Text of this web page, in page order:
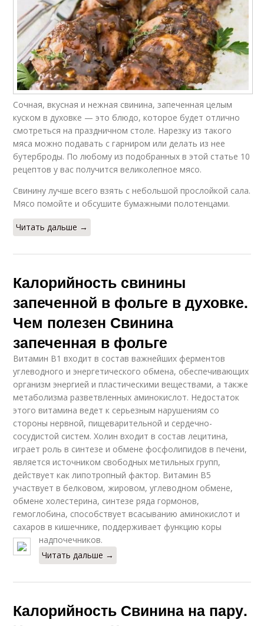
Сочная, вкусная и нежная свинина, запеченная целым
куском в духовке — это блюдо, которое будет отлично
смотреться на праздничном столе. Нарезку из такого
мяса можно подавать с гарниром или делать из нее
бутерброды. По любому из подобранных в этой статье 10
рецептов у вас получится великолепное мясо.
Свинину лучше всего взять с небольшой прослойкой сала.
Мясо помойте и обсушите бумажными полотенцами.
Читать дальше →
Калорийность свинины
запеченной в фольге в духовке.
Чем полезен Свинина
запеченная в фольге
Витамин В1 входит в состав важнейших ферментов
углеводного и энергетического обмена, обеспечивающих
организм энергией и пластическими веществами, а также
метаболизма разветвленных аминокислот. Недостаток
этого витамина ведет к серьезным нарушениям со
стороны нервной, пищеварительной и сердечно-
сосудистой систем. Холин входит в состав лецитина,
играет роль в синтезе и обмене фосфолипидов в печени,
является источником свободных метильных групп,
действует как липотропный фактор. Витамин В5
участвует в белковом, жировом, углеводном обмене,
обмене холестерина, синтезе ряда гормонов,
гемоглобина, способствует всасыванию аминокислот и
сахаров в кишечнике, поддерживает функцию коры
надпочечников.
Читать дальше →
Калорийность Свинина на пару.